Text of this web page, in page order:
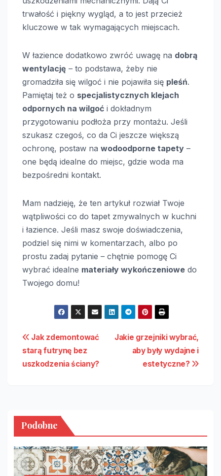
trwałość i piękny wygląd, a to jest przecież
kluczowe w tak wymagających miejscach.
W łazience dodatkowo zwróć uwagę na dobrą
wentylację – to podstawa, żeby nie
gromadziła się wilgoć i nie pojawiła się pleśń.
Pamiętaj też o specjalistycznych klejach
odpornych na wilgoć i dokładnym
przygotowaniu podłoża przy montażu. Jeśli
szukasz czegoś, co da Ci jeszcze większą
ochronę, postaw na wodoodporne tapety –
one będą idealne do miejsc, gdzie woda ma
bezpośredni kontakt.
Mam nadzieję, że ten artykuł rozwiał Twoje
wątpliwości co do tapet zmywalnych w kuchni
i łazience. Jeśli masz swoje doświadczenia,
podziel się nimi w komentarzach, albo po
prostu zadaj pytanie – chętnie pomogę Ci
wybrać idealne materiały wykończeniowe do
Twojego domu!
Nawigacja
wpisu
Jakie grzejniki wybrać,
aby były wydajne i
estetyczne?
Jak zdemontować
starą futrynę bez
uszkodzenia ściany?
Podobne